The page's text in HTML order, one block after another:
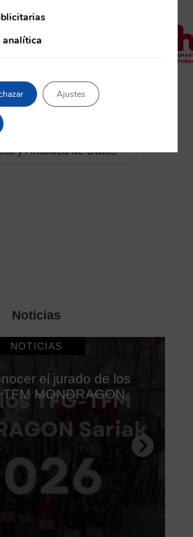
y Analítica de Datos
Noticias
NOTICIAS
el jurado de los
MONDRAGON
analítica
Ajustes